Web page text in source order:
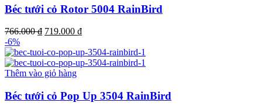
Béc tưới cỏ Rotor 5004 RainBird
766.000₫ Giá
là:
766.000 ₫.
719.000 ₫Giá
tại
là:
-6%
Thêm vào giỏ hàng
Béc tưới cỏ Pop Up 3504 RainBird